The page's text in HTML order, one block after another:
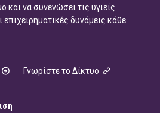
και να συνενώσει τις υγιείς
δυνάμεις κάθε
Γνωρίστε το Δίκτυο